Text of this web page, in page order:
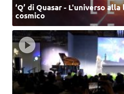
‘Q’ di Quasar - L'universo
cosmico